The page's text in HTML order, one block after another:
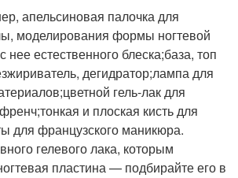
апельсиновая палочка для
моделирования формы ногтевой
нее естественного блеска;база, топ
дегидратор;лампа для
гель-лак для
и плоская кисть для
для французского маникюра.
гелевого лака, которым
пластина — подбирайте его в